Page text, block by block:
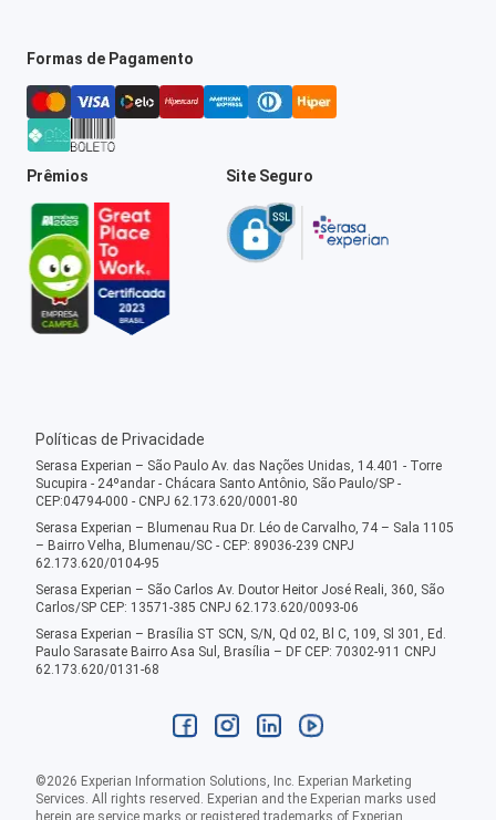
Formas de Pagamento
Prêmios Site Seguro
Políticas de Privacidade
Serasa Experian – São Paulo Av. das Nações Unidas, 14.401 - Torre
Sucupira - 24ºandar - Chácara Santo Antônio, São Paulo/SP -
CEP:04794-000 - CNPJ 62.173.620/0001-80
Serasa Experian – Blumenau Rua Dr. Léo de Carvalho, 74 – Sala 1105
– Bairro Velha, Blumenau/SC - CEP: 89036-239 CNPJ
62.173.620/0104-95
Serasa Experian – São Carlos Av. Doutor Heitor José Reali, 360, São
Carlos/SP CEP: 13571-385 CNPJ 62.173.620/0093-06
Serasa Experian – Brasília ST SCN, S/N, Qd 02, Bl C, 109, Sl 301, Ed.
Paulo Sarasate Bairro Asa Sul, Brasília – DF CEP: 70302-911 CNPJ
62.173.620/0131-68
©2026 Experian Information Solutions, Inc. Experian Marketing
Services. All rights reserved. Experian and the Experian marks used
herein are service marks or registered trademarks of Experian